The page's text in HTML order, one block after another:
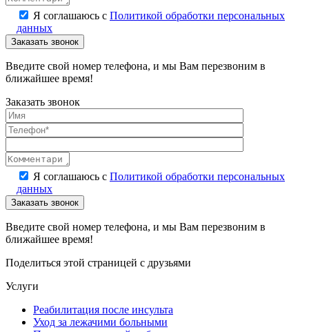
Я соглашаюсь с Политикой обработки персональных
данных
Введите свой номер телефона, и мы Вам перезвоним в
ближайшее время!
Заказать звонок
Я соглашаюсь с Политикой обработки персональных
данных
Введите свой номер телефона, и мы Вам перезвоним в
ближайшее время!
Поделиться этой страницей с друзьями
Услуги
Реабилитация после инсульта
Уход за лежачими больными